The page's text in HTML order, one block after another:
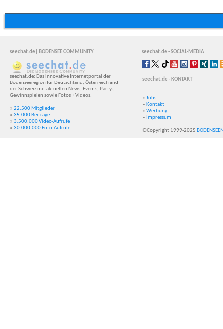
seechat.de| BODENSEE COMMUNITY seechat.de - SOCIAL-MEDIA
seechat.de: Das innovative Internetportal der
Bodenseeregion für Deutschland, Österreich und
der Schweiz mit aktuellen News, Events, Partys,
Gewinnspielen sowie Fotos + Videos.
» 22.500 Mitglieder
» 35.000 Beiträge
» 3.500.000 Video-Aufrufe
» 30.000.000 Foto-Aufrufe
seechat.de - KONTAKT
» Jobs
» Kontakt
» Werbung
» Impressum
©Copyright 1999-2025